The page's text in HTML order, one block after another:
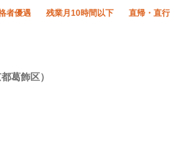
都葛飾区）
者優遇 残業月10時間以下 直帰・直